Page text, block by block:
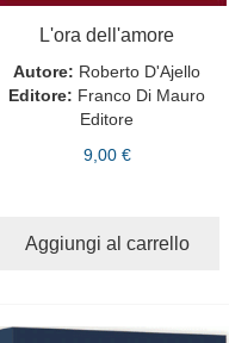
L'ora dell'amore
Autore: Roberto D'Ajello
Editore: Franco Di Mauro
Editore
9,00 €
Aggiungi al carrello